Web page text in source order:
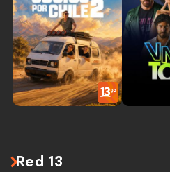
Red 13